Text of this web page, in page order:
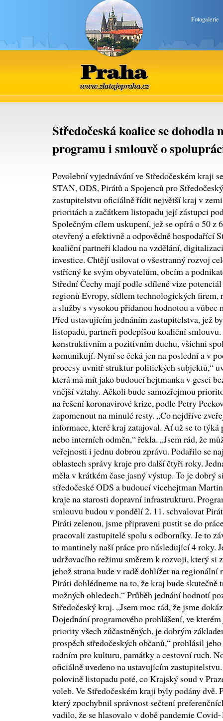
Fotogalerie
Praha
www.zlatajepraha.cz
Středočeská koalice se dohodla
programu i smlouvě o
Povolební vyjednávání ve Středočeském kraji
STAN, ODS, Pirátů a Spojenců pro
zastupitelstvu oficiálně řídit největší kraj v
prioritách a začátkem listopadu její zástupci
Společným cílem uskupení, jež se opírá o 50 z
otevřený a efektivně a odpovědně hospodařící
koaliční partneři kladou na vzdělání,
investice. Chtějí usilovat o všestranný rozvoj
vstřícný ke svým obyvatelům, obcím a
Střední Čechy mají podle sdílené vize
regionů Evropy, sídlem technologických
a služby s vysokou přidanou hodnotou a vůbec
Před ustavujícím jednáním zastupitelstva, jež
listopadu, partneři podepíšou koaliční
konstruktivním a pozitivním duchu, všichni
komunikují. Nyní se čeká jen na poslední a v
procesy uvnitř struktur politických subjektů,“
která má mít jako budoucí hejtmanka v gesci
vnější vztahy. Ačkoli bude samozřejmou
na řešení koronavirové krize, podle Petry
zapomenout na minulé resty. „Co nejdříve
informace, které kraj zatajoval. Ať už se to
nebo interních odměn,“ řekla. „Jsem rád, že
veřejnosti i jednu dobrou zprávu. Podařilo se
oblastech správy kraje pro další čtyři roky.
měla v krátkém čase jasný výstup. To je dobrý
středočeské ODS a budoucí vicehejtman
kraje na starosti dopravní infrastrukturu.
smlouvu budou v pondělí 2. 11. schvalovat
Piráti zelenou, jsme připraveni pustit se do
pracovali zastupitelé spolu s odborníky. Je to
to mantinely naší práce pro následující 4 roky.
udržovacího režimu směrem k rozvoji, který si
jehož strana bude v radě dohlížet na regionální
Piráti dohlédneme na to, že kraj bude skutečně
možných ohledech.“ Průběh jednání hodnotí
Středočeský kraj. „Jsem moc rád, že jsme
Dojednání programového prohlášení, ve
priority všech zúčastněných, je dobrým
prospěch středočeských občanů,“ prohlásil
radním pro kulturu, památky a cestovní ruch.
oficiálně uvedeno na ustavujícím
polovině listopadu poté, co Krajský soud v
voleb. Ve Středočeském kraji byly podány dvě.
který zpochybnil správnost sečtení
vadilo, že se hlasovalo v době pandemie